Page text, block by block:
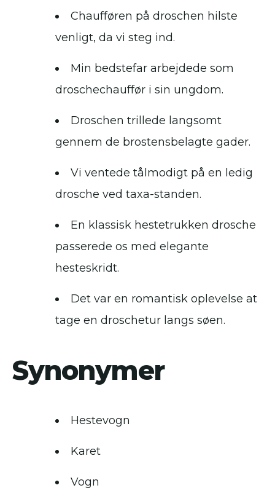
Chaufføren på droschen hilste
venligt, da vi steg ind.
Min bedstefar arbejdede som
droschechauffør i sin ungdom.
Droschen trillede langsomt
gennem de brostensbelagte gader.
Vi ventede tålmodigt på en ledig
drosche ved taxa-standen.
En klassisk hestetrukken drosche
passerede os med elegante
hesteskridt.
Det var en romantisk oplevelse at
tage en droschetur langs søen.
Synonymer
Hestevogn
Karet
Vogn